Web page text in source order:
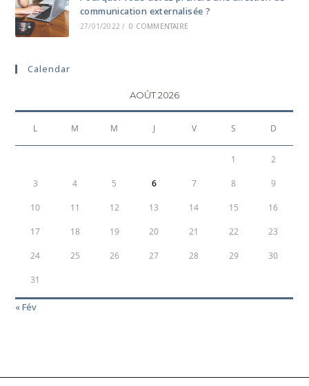
communication externalisée ?
27/01/2022 / 0 COMMENTAIRE
Calendar
AOÛT 2026
L M M J V S D
1 2
3 4 5 6 7 8 9
10 11 12 13 14 15 16
17 18 19 20 21 22 23
24 25 26 27 28 29 30
31
« Fév